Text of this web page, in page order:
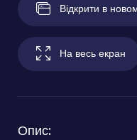
Відкрити в
На весь екран
Опис: